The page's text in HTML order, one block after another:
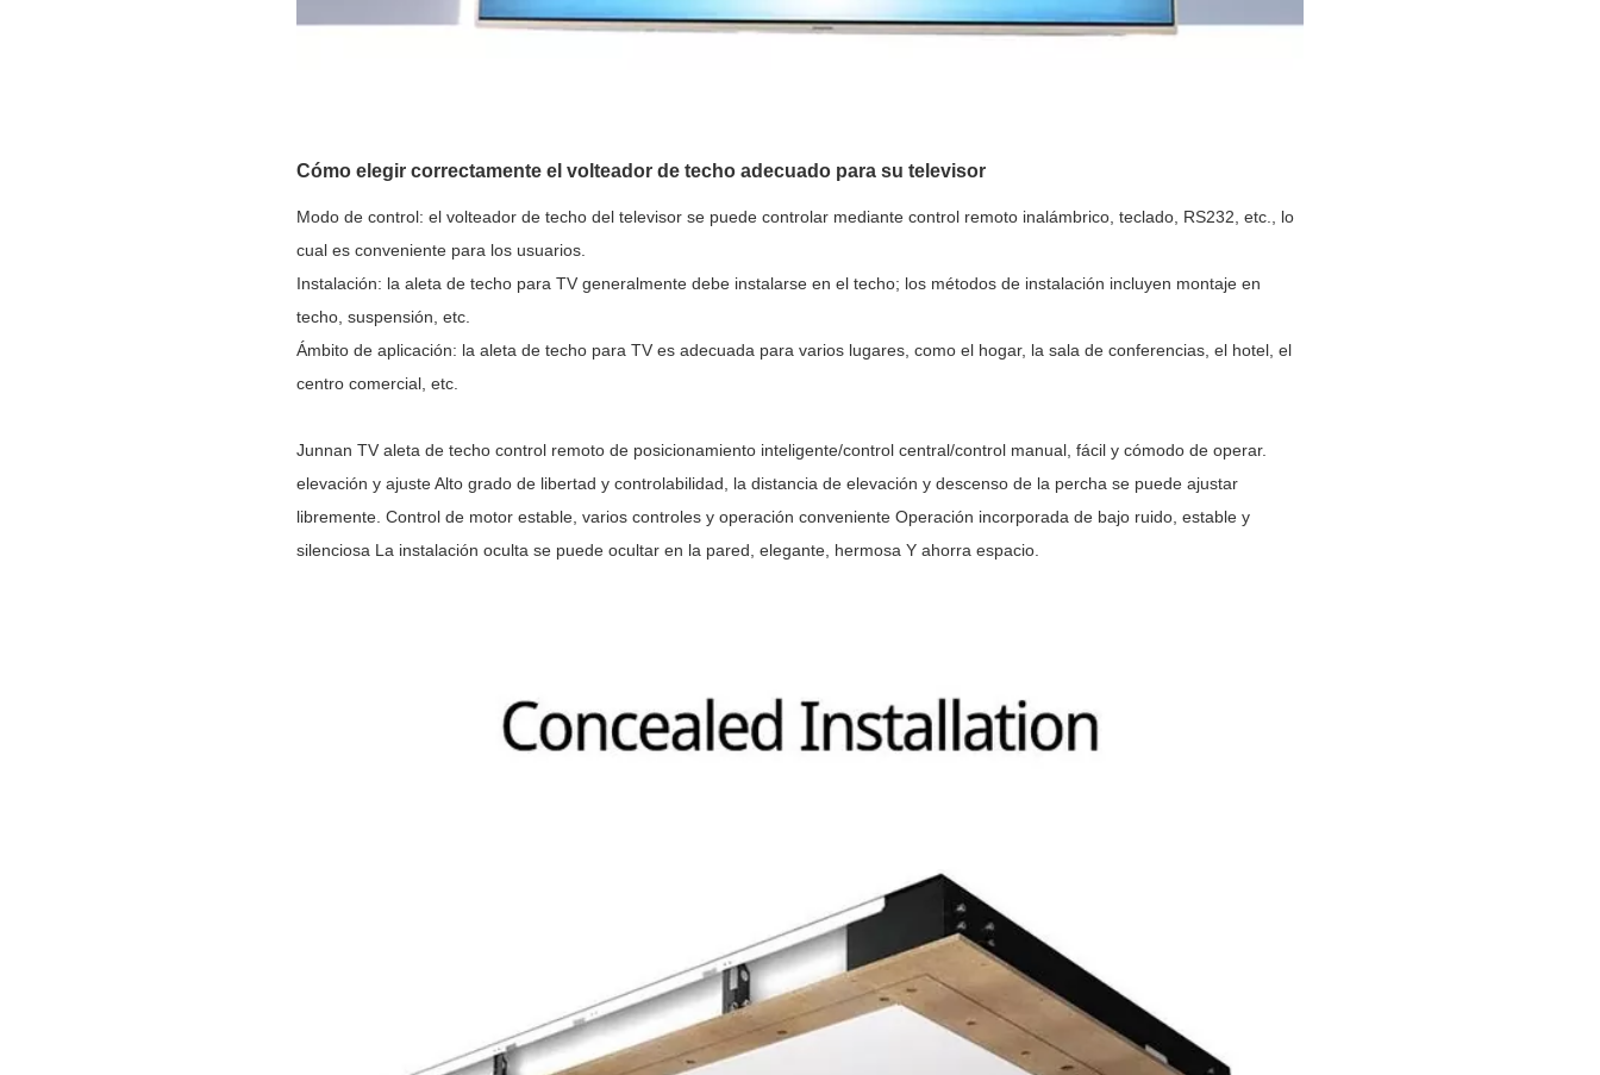
Cómo elegir correctamente el volteador de techo adecuado para su televisor
Modo de control: el volteador de techo del televisor se puede controlar mediante control remoto inalámbrico, teclado, RS232, etc., lo
cual es conveniente para los usuarios.
Instalación: la aleta de techo para TV generalmente debe instalarse en el techo; los métodos de instalación incluyen montaje en
techo, suspensión, etc.
Ámbito de aplicación: la aleta de techo para TV es adecuada para varios lugares, como el hogar, la sala de conferencias, el hotel, el
centro comercial, etc.
Junnan TV aleta de techo control remoto de posicionamiento inteligente/control central/control manual, fácil y cómodo de operar.
elevación y ajuste Alto grado de libertad y controlabilidad, la distancia de elevación y descenso de la percha se puede ajustar
libremente. Control de motor estable, varios controles y operación conveniente Operación incorporada de bajo ruido, estable y
silenciosa La instalación oculta se puede ocultar en la pared, elegante, hermosa Y ahorra espacio.